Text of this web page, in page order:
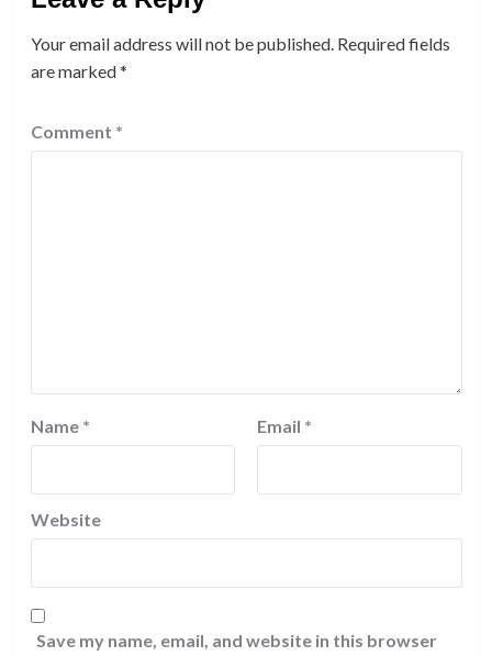
Your email address will not be published. Required fields
are marked*
Comment *
Name * Email *
Website
Save my name, email, and website in this browser